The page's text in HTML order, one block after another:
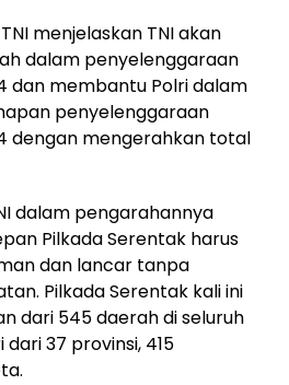
menjelaskan TNI akan
dalam penyelenggaraan
dan membantu Polri dalam
penyelenggaraan
dengan mengerahkan total
dalam pengarahannya
Pilkada Serentak harus
dan lancar tanpa
Pilkada Serentak kali ini
dari 545 daerah di seluruh
37 provinsi, 415